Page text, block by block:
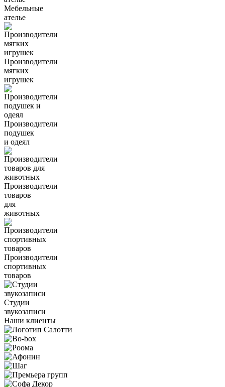
Мебельные
ателье
Производители
мягких
игрушек
Производители
подушек
и одеял
Производители
товаров
для
животных
Производители
спортивных
товаров
Студии
звукозаписи
Наши клиенты